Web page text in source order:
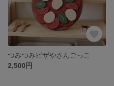
つみつみピザやさんごっこ
2,500円